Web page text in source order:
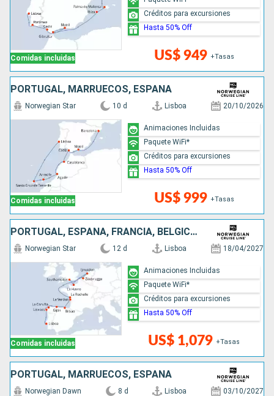
Comidas incluidas US$ 949 +Tasas
Créditos para excursiones
Hasta 50% Off
PORTUGAL, MARRUECOS, ESPAÑA
Comidas incluidas
Norwegian Star 10 d Lisboa 20/10/2026
US$ 999 +Tasas
Animaciones Incluidas
Paquete WiFi*
Créditos para excursiones
Hasta 50% Off
PORTUGAL, ESPAÑA, FRANCIA, BÉLGICA, PAISES BAJOS, REINO UNIDO
Comidas incluidas
Norwegian Star 12 d Lisboa 18/04/2027
US$ 1,079 +Tasas
Animaciones Incluidas
Paquete WiFi*
Créditos para excursiones
Hasta 50% Off
PORTUGAL, MARRUECOS, ESPAÑA
Norwegian Dawn 8 d Lisboa 03/10/2027